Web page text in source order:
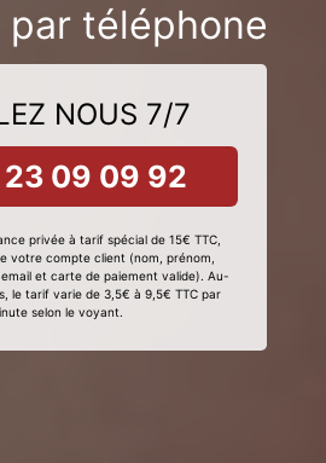
par téléphone
NOUS 7/7
09 09 92
privée à tarif spécial de 15€ TTC,
votre compte client (nom, prénom,
et carte de paiement valide). Au-
le tarif varie de 3,5€ à 9,5€ TTC par
selon le voyant.